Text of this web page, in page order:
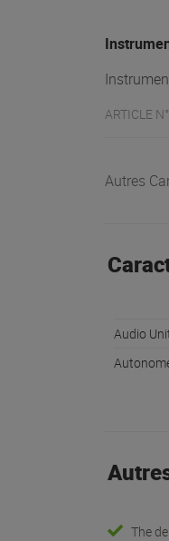
ARTICLE
Autres
Audio
The